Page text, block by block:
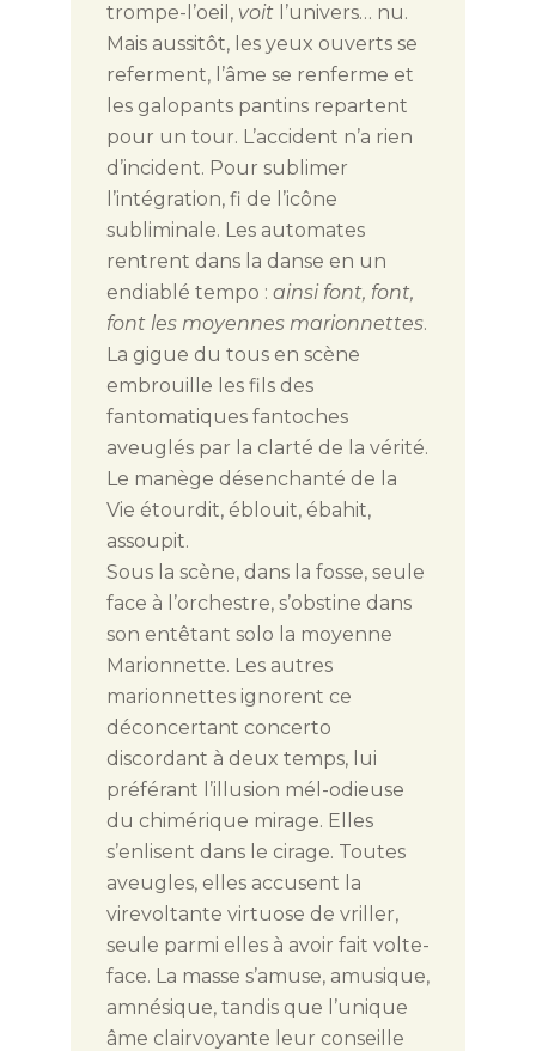
trompe-l’oeil, voit l’univers… nu.
Mais aussitôt, les yeux ouverts se
referment, l’âme se renferme et
les galopants pantins repartent
pour un tour. L’accident n’a rien
d’incident. Pour sublimer
l’intégration, fi de l’icône
subliminale. Les automates
rentrent dans la danse en un
endiablé tempo : ainsi font, font,
font les moyennes marionnettes.
La gigue du tous en scène
embrouille les fils des
fantomatiques fantoches
aveuglés par la clarté de la vérité.
Le manège désenchanté de la
Vie étourdit, éblouit, ébahit,
assoupit.
Sous la scène, dans la fosse, seule
face à l’orchestre, s’obstine dans
son entêtant solo la moyenne
Marionnette. Les autres
marionnettes ignorent ce
déconcertant concerto
discordant à deux temps, lui
préférant l’illusion mél-odieuse
du chimérique mirage. Elles
s’enlisent dans le cirage. Toutes
aveugles, elles accusent la
virevoltante virtuose de vriller,
seule parmi elles à avoir fait volte-
face. La masse s’amuse, amusique,
amnésique, tandis que l’unique
âme clairvoyante leur conseille